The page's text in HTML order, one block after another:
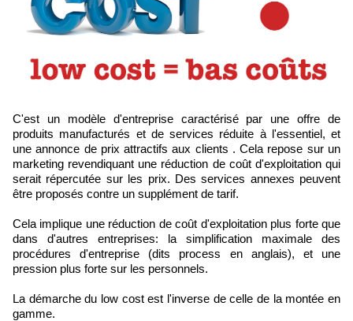
C'est un modèle d'entreprise caractérisé par une offre de
produits manufacturés et de services réduite à l'essentiel, et
une annonce de prix attractifs aux clients . Cela repose sur un
marketing revendiquant une réduction de coût d'exploitation qui
serait répercutée sur les prix. Des services annexes peuvent
être proposés contre un supplément de tarif.
Cela implique une réduction de coût d'exploitation plus forte que
dans d'autres entreprises: la simplification maximale des
procédures d'entreprise (dits process en anglais), et une
pression plus forte sur les personnels.
La démarche du low cost est l'inverse de celle de la montée en
gamme.